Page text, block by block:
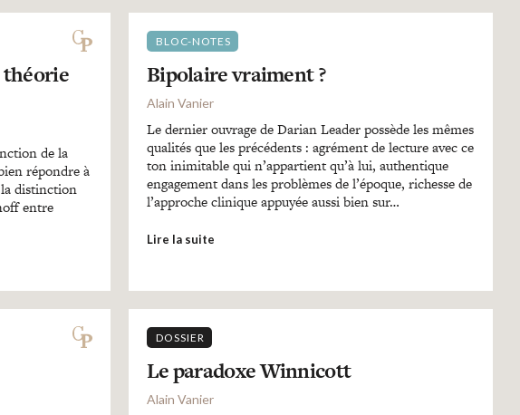
BLOC-NOTES
Bipolaire vraiment ?
Alain Vanier
Le dernier ouvrage de Darian Leader possède les mêmes
qualités que les précédents : agrément de lecture avec ce
ton inimitable qui n’appartient qu’à lui, authentique
engagement dans les problèmes de l’époque, richesse de
l’approche clinique appuyée aussi bien sur…
Lire la suite
théorie
de la
répondre à
la distinction
entre
DOSSIER
Le paradoxe Winnicott
Alain Vanier